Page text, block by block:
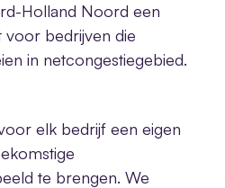
Holland Noord een
voor bedrijven die
in netcongestiegebied.
elk bedrijf een eigen
te brengen. We